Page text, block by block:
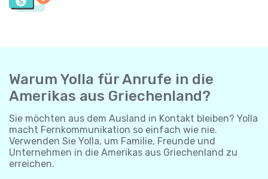
Warum Yolla für Anrufe in die
Amerikas aus Griechenland?
Sie möchten aus dem Ausland in Kontakt bleiben? Yolla
macht Fernkommunikation so einfach wie nie.
Verwenden Sie Yolla, um Familie, Freunde und
Unternehmen in die Amerikas aus Griechenland zu
erreichen.